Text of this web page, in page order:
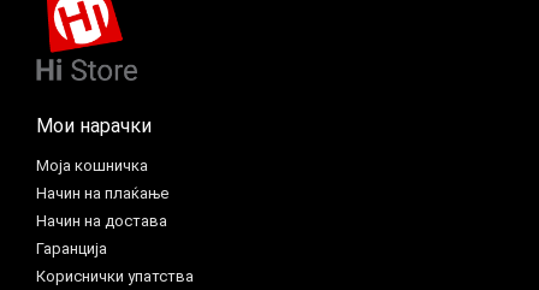
Мои нарачки
Моја кошничка
Начин на плаќање
Начин на достава
Гаранција
Кориснички упатства